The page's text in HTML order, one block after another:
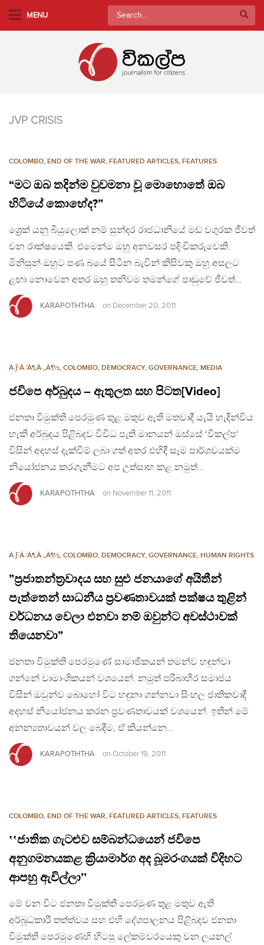
MENU
Search
for:
JVP CRISIS
COLOMBO, END OF THE WAR, FEATURED ARTICLES, FEATURES
“මට ඔබ තදින්ම වුවමනා වූ මොහොතේ ඔබ
හිටියේ කොහේද?”
ශ්‍රෙක් යනු බියුලොක් නම් සුන්දර රාජධානියේ මඩ වගුරක ජීවත්
වන රාක්ෂයෙකි. එමෙන්ම ඔහු අනවසර පදිංචිකරුවෙකි.
මිනිසුන් ඔහුට පණ බයේ සිටින බැවින් කිසිවකු ඔහු අසලට
ළඟා නොවෙන අතර ඔහු තනිවම තමන්ගේ පාඩුවේ ජීවත්…
KARAPOTHTHA on December 20, 2011
À·ƑÀ·’À¶‚À·„À¶½, COLOMBO, DEMOCRACY, GOVERNANCE, MEDIA
ජවිපෙ අර්බුදය – ඇතුලත සහ පිටත[Video]
ජනතා විමුක්ති පෙරමුණ තුළ මතුව ඇති මතවාදී යැයි හැදින්විය
හැකි අර්බුදය පිළිබදව විවිධ පැති මානයන් ඔස්සේ ‘විකල්ප‘
විසින් අදහස් දැක්වීම් ලබා ගත් අතර එහිදී සෑම පාර්ශවයක්ම
නියෝජනය කරගැනීමට අප උත්සාහ කළ නමුත්…
KARAPOTHTHA on November 11, 2011
À·ƑÀ·’À¶‚À·„À¶½, COLOMBO, DEMOCRACY, GOVERNANCE, HUMAN RIGHTS
”ප්‍රජාතන්ත්‍රවාදය සහ සුළු ජනයාගේ අයිතීන්
පැත්තෙන් සාධනීය ප්‍රවණතාවයක් පක්ෂය තුළින්
වර්ධනය වෙලා එනවා නම් ඔවුන්ට අවස්ථාවක්
තියෙනවා”
ජනතා විමුක්ති පෙරමුණේ සාමාජිකයන් තමන්ව හඳුන්වා
ගන්නේ වාමාංශිකයන් වශයෙන්. නමුත් පරිබාහිර සමාජය
විසින් ඔවුන්ව බොහෝ විට හඳුනා ගන්නවා සිංහල ජාතිකවාදී
අදහස් නියෝජනය කරන ප්‍රවණතාවයක් වශයෙන්. ඉතින් මේ
අනන්‍යතාවයන් වල බෙදීම, ඒ කියන්නෙ…
KARAPOTHTHA on October 19, 2011
COLOMBO, END OF THE WAR, FEATURED ARTICLES, FEATURES
‛‛ජාතික ගැටළුව සම්බන්ධයෙන් ජවිපෙ
අනුගමනයකළ ක්‍රියාමාර්ග අද බූමරංගයක් විදිහට
ආපහු ඇවිල්ලා’’
මේ වන විට ජනතා විමුක්ති පෙරමුණ තුළ මතුව ඇති
අර්බුධකාරී තත්ත්වය සහ එහි දේශපාලනය පිළිබදව ජනතා
විමුක්ති පෙරමුණෙහි හිටපු ලේකම්වරයෙකු වන ලයනල්